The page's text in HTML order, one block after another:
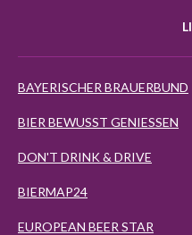
BAYERISCHER BRAUERBUND
BIER BEWUSST GENIESSEN
DON'T DRINK & DRIVE
BIERMAP24
EUROPEAN BEER STAR